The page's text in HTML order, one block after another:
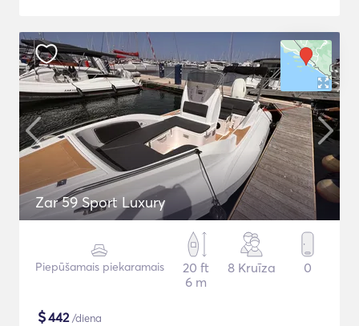
Zar 59 Sport Luxury
Piepūšamais piekaramais
20 ft
6 m
8 Kruīza 0
$442/diena